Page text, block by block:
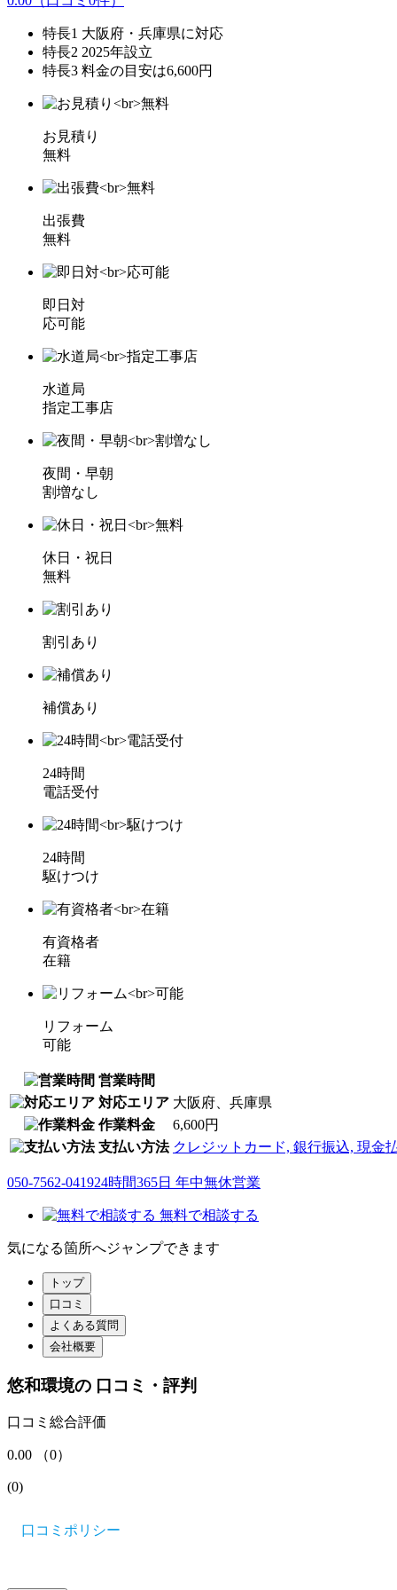
特長1 大阪府・兵庫県に対応
特長2 2025年設立
特長3 料金の目安は6,600円
お見積り
無料
出張費
無料
即日対
応可能
水道局
指定工事店
夜間・早朝
割増なし
休日・祝日
無料
割引あり
補償あり
24時間
電話受付
24時間
駆けつけ
有資格者
在籍
リフォーム
可能
営業時間
対応エリア 大阪府、兵庫県
作業料金
6,600円
支払い方法 クレジットカード, 銀行振込, 現金
050-7562-041924時間365日 年中無休営業
無料で相談する
気になる箇所へジャンプできます
トップ
口コミ
よくある質問
会社概要
悠和環境の 口コミ・評判
口コミ総合評価
0.00 （0）
(0)
口コミポリシー